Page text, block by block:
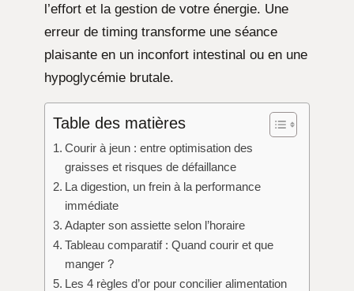
l’effort et la gestion de votre énergie. Une
erreur de timing transforme une séance
plaisante en un inconfort intestinal ou en une
hypoglycémie brutale.
Table des matières
Courir à jeun : entre optimisation des
graisses et risques de défaillance
La digestion, un frein à la performance
immédiate
Adapter son assiette selon l’horaire
Tableau comparatif : Quand courir et que
manger ?
Les 4 règles d’or pour concilier alimentation